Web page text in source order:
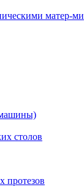
матер-ми
машины)
столов
протезов